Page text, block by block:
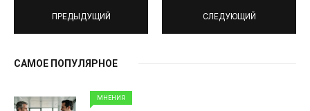
ПРЕДЫДУЩИЙ СЛЕДУЮЩИЙ
САМОЕ ПОПУЛЯРНОЕ
МНЕНИЯ